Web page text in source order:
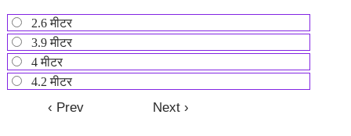
2.6 मीटर
3.9 मीटर
4 मीटर
4.2 मीटर